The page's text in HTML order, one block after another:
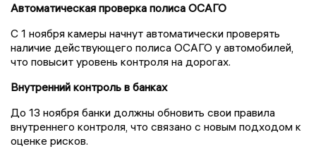
Автоматическая проверка полиса ОСАГО
С 1 ноября камеры начнут автоматически проверять
наличие действующего полиса ОСАГО у автомобилей,
что повысит уровень контроля на дорогах.
Внутренний контроль в банках
До 13 ноября банки должны обновить свои правила
внутреннего контроля, что связано с новым подходом к
оценке рисков.